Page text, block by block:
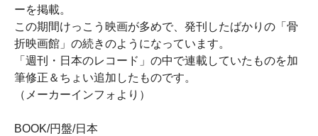
ーを掲載。
この期間けっこう映画が多めで、発刊したばかりの「骨
折映画館」の続きのようになっています。
「週刊・日本のレコード」の中で連載していたものを加
筆修正＆ちょい追加したものです。
（メーカーインフォより）
BOOK/円盤/日本